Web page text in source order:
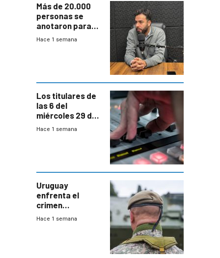
Más de 20.000
personas se
anotaron para
las pruebas
Hace 1 semana
Los titulares de
las 6 del
miércoles 29 de
julio de 2026
Hace 1 semana
Uruguay
enfrenta el
crimen
organizado con
Hace 1 semana